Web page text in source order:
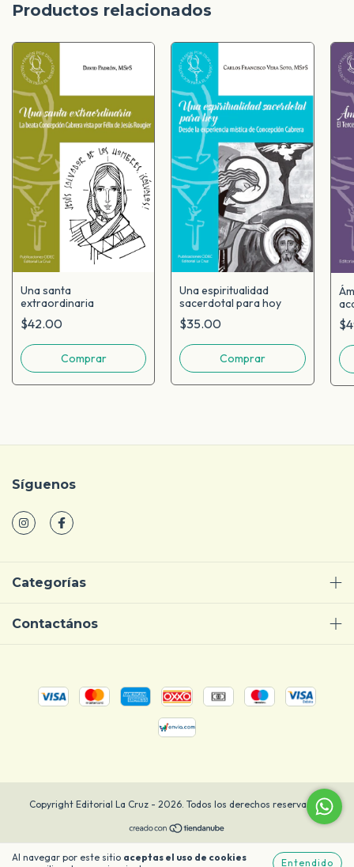
Al navegar por este sitio aceptas el uso de cookies
Entendido
Productos relacionados
Una santa
extraordinaria
$42.00
Una espiritualidad
sacerdotal para hoy
$35.00
Síguenos
Categorías
Contactános
Copyright Editorial La Cruz - 2026. Todos los derechos reservados.